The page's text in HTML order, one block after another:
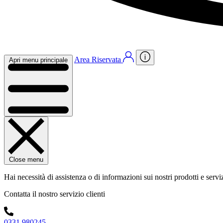
Apri menu principale Area Riservata
Close menu
Hai necessità di assistenza o di informazioni sui nostri prodotti e
Contatta il nostro servizio clienti